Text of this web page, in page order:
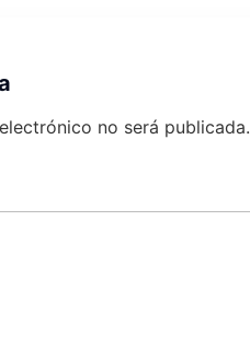
no será publicada.